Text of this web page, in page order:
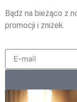
Bądź na bieżąco z
promocji i zniżek.